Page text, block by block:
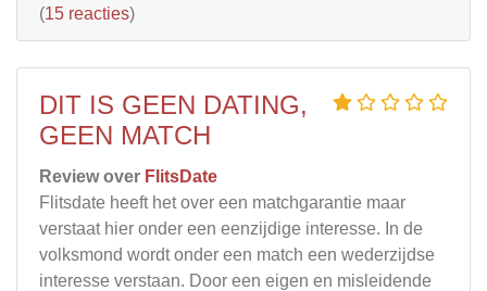
(15 reacties)
DIT IS GEEN DATING,
GEEN MATCH
Review over FlitsDate
Flitsdate heeft het over een matchgarantie maar
verstaat hier onder een eenzijdige interesse. In de
volksmond wordt onder een match een wederzijdse
interesse verstaan. Door een eigen en misleidende